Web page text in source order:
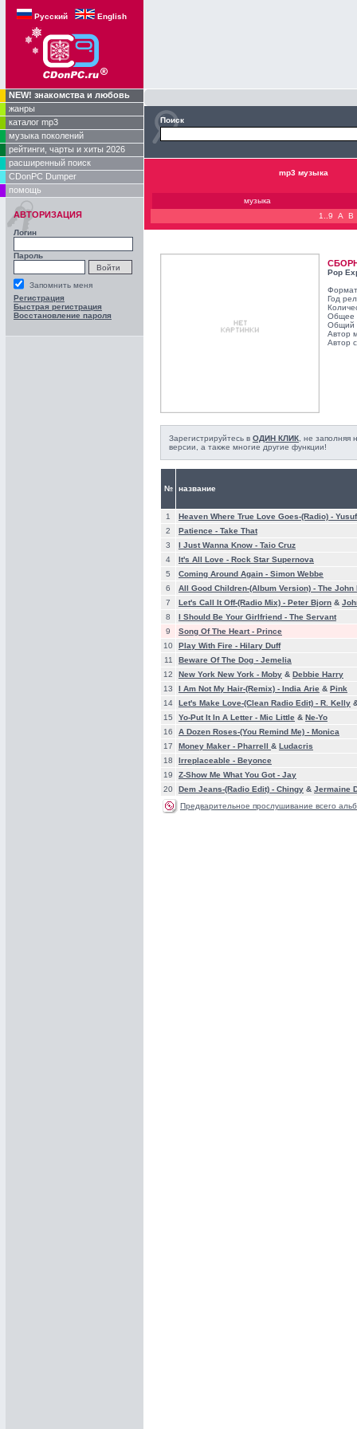
Русский English
NEW! знакомства и любовь
жанры
каталог mp3
музыка поколений
рейтинги, чарты и хиты 2026
расширенный поиск
CDonPC Dumper
помощь
АВТОРИЗАЦИЯ
Логин
Пароль
Запомнить меня
Регистрация
Быстрая регистрация
Восстановление пароля
Поиск
mp3 музыка
музыка
1..9
A B
Pop
Год
Общее
Общий
Автор
Автор
Зарегистрируйтесь в ОДИН КЛИК , не
версии, а также многие другие функции!
№ название
1 Heaven Where True Love Goes-(Radio) -
2
Patience - Take That
3
I Just Wanna Know - Taio Cruz
4
It's All Love - Rock Star Supernova
5
Coming Around Again - Simon Webbe
6
All Good Children-(Album Version) - The John
7
Let's Call It Off-(Radio Mix) - Peter Bjorn &
8
I Should Be Your Girlfriend - The Servant
9
Song Of The Heart - Prince
10
Play With Fire - Hilary Duff
11
Beware Of The Dog - Jemelia
12
New York New York - Moby & Debbie Harry
13
I Am Not My Hair-(Remix) - India Arie & Pink
14
Let's Make Love-(Clean Radio Edit) - R. Kelly
15
Yo-Put It In A Letter - Mic Little & Ne-Yo
16
A Dozen Roses-(You Remind Me) - Monica
17
Money Maker - Pharrell & Ludacris
18
Irreplaceable - Beyonce
19
Z-Show Me What You Got - Jay
20
Dem Jeans-(Radio Edit) - Chingy & Jermaine
Предварительное прослушивание всего